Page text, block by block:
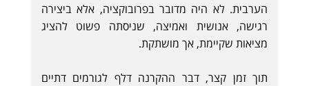
הערבית. לא היה מדובר בפרובוקציה, אלא ביצירה
רגישה, אנושית ואמיצה, שניסתה פשוט להציג
מציאות שקיימת, אך מושתקת.
תוך זמן קצר, דבר ההקרנה דלף לגורמים דתיים